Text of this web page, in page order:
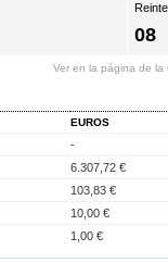
08
Ver en la página de la
EUROS
-
6.307,72 €
103,83 €
10,00 €
1,00 €